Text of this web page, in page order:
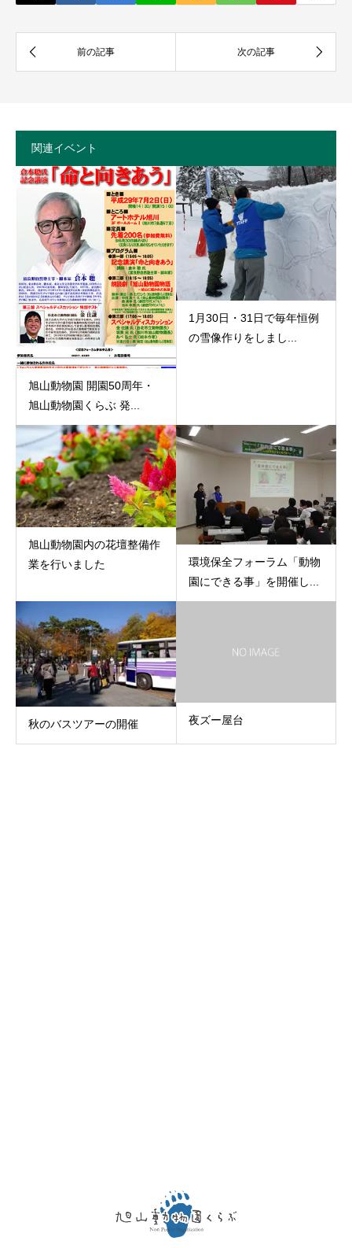
関連イベント
旭山動物園 開園50周年・
旭山動物園くらぶ 発...
1月30日・31日で毎年恒例
の雪像作りをしまし...
旭山動物園内の花壇整備作
業を行いました
環境保全フォーラム「動物
園にできる事」を開催し...
秋のバスツアーの開催 夜ズー屋台